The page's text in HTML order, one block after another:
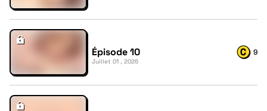
Épisode 10
Juillet 01 , 2026
9